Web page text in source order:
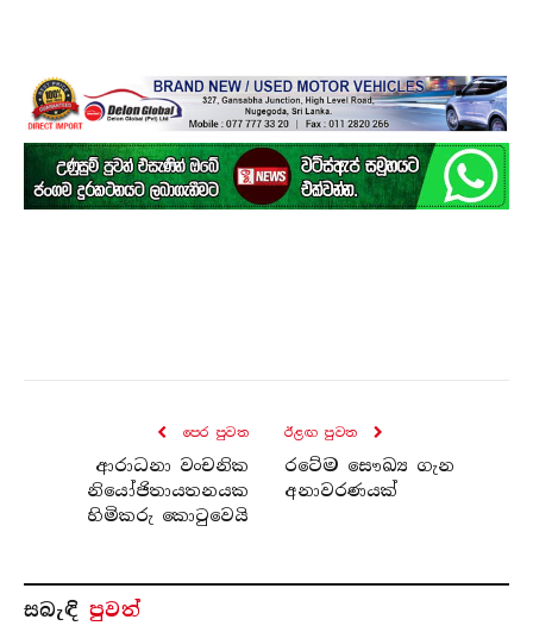
පෙර පුව​ත
ආරාධනා වංචනික
නියෝජිතායතනයක
හිමිකරු කොටුවෙයි
ඊළඟ පුව​ත
රටේම සෞඛ්‍ය ගැන
අනාවරණයක්
සබැ​ඳි පුවත්